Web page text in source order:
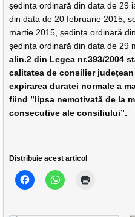
ședința ordinară din data de 29
din data de 20 februarie 2015,
martie 2015, ședința ordinară
ședința ordinară din data de 29
alin.2 din Legea nr.393/2004
calitatea de consilier
expirarea duratei normale a
fiind ”lipsa nemotivată de la
consecutive ale consiliului”.
Distribuie acest articol